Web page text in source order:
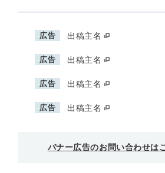
広告 出稿主名
広告 出稿主名
広告 出稿主名
広告 出稿主名
バナー広告のお問い合わせは